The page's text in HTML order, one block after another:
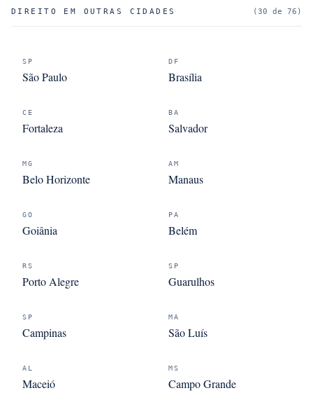
DIREITO EM OUTRAS CIDADES ( 30 de 76 )
SP
São Paulo
DF
Brasília
CE
Fortaleza
BA
Salvador
MG
Belo Horizonte
AM
Manaus
GO
Goiânia
PA
Belém
RS
Porto Alegre
SP
Guarulhos
SP
Campinas
MA
São Luís
AL
Maceió
MS
Campo Grande